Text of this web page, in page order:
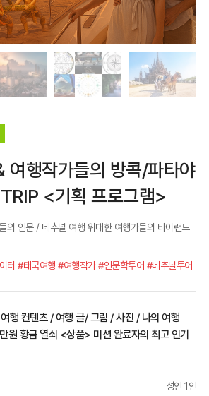
여행작가들의 방콕/파타야
<기획 프로그램>
의 인문 / 네추널 여행 위대한 여행가들의 타이랜드
터 #태국여행 #여행작가 #인문학투어 #네추널투어
행 컨텐츠 / 여행 글/ 그림 / 사진 / 나의 여행
원 황금 열쇠 <상품> 미션 완료자의 최고 인기
성인 1인